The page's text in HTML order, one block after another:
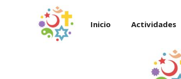
Inicio Actividades